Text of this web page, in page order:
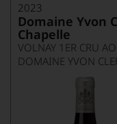
2023
Domaine Yvon
Chapelle
VOLNAY 1ER CRU
DOMAINE YVON